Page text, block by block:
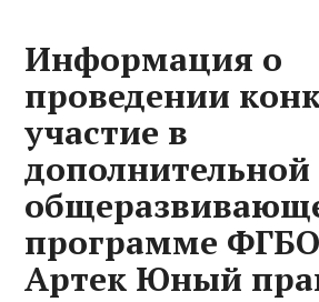
Информация о
проведении
участие в
дополнительной
программе
Артек Юный